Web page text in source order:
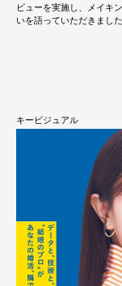
ビューを実施し、メイキ
いを語っていただきました
キービジュアル